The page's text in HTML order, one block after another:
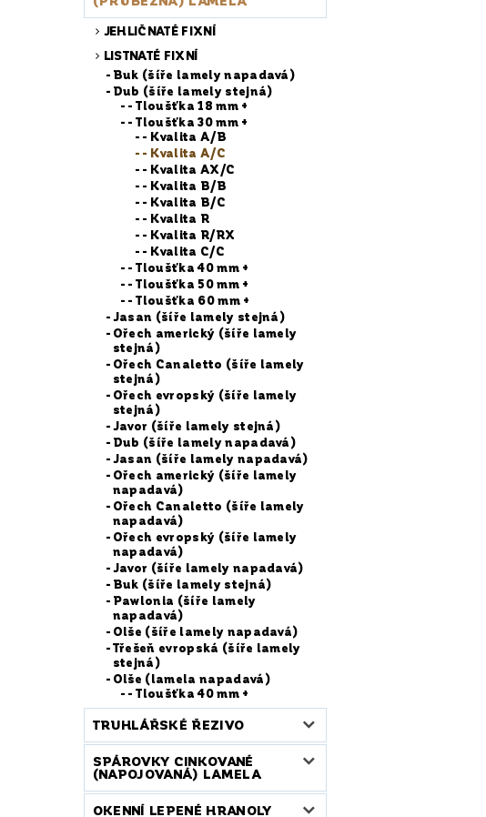
JEHLIČNATÉ FIXNÍ
LISTNATÉ FIXNÍ
Buk (šíře lamely napadavá)
Dub (šíře lamely stejná)
- Tloušťka 18 mm +
- Tloušťka 30 mm +
- Kvalita A/B
- Kvalita A/C
- Kvalita AX/C
- Kvalita B/B
- Kvalita B/C
- Kvalita R
- Kvalita R/RX
- Kvalita C/C
- Tloušťka 40 mm +
- Tloušťka 50 mm +
- Tloušťka 60 mm +
Jasan (šíře lamely stejná)
Ořech americký (šíře lamely
stejná)
Ořech Canaletto (šíře lamely
stejná)
Ořech evropský (šíře lamely
stejná)
Javor (šíře lamely stejná)
Dub (šíře lamely napadavá)
Jasan (šíře lamely napadavá)
Ořech americký (šíře lamely
napadavá)
Ořech Canaletto (šíře lamely
napadavá)
Ořech evropský (šíře lamely
napadavá)
Javor (šíře lamely napadavá)
Buk (šíře lamely stejná)
Pawlonia (šíře lamely
napadavá)
Olše (šíře lamely napadavá)
Třešeň evropská (šíře lamely
stejná)
Olše (lamela napadavá)
- Tloušťka 40 mm +
TRUHLÁŘSKÉ ŘEZIVO
SPÁROVKY CINKOVANÉ
(NAPOJOVANÁ) LAMELA
OKENNÍ LEPENÉ HRANOLY